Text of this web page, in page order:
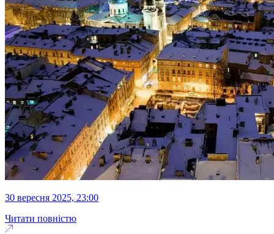
30 вересня 2025, 23:00
Читати повністю